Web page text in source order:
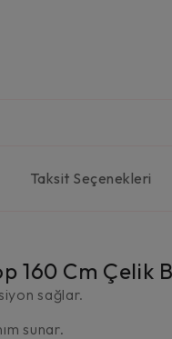
Taksit Seçenekleri
160 Cm
sağlar.
sunar.